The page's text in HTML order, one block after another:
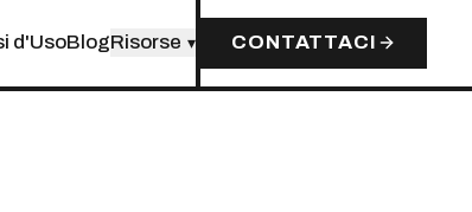
d'UsoBlogRisorse ▾ CONTATTACI